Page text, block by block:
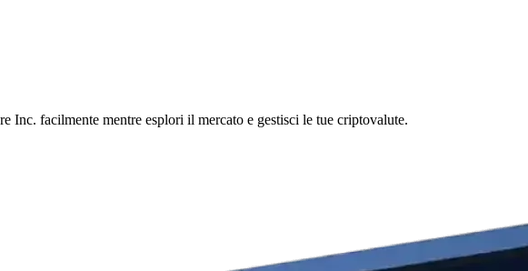
facilmente mentre esplori il mercato e gestisci le tue criptovalute.